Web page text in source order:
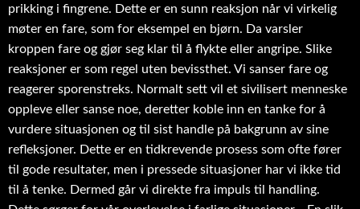
prikking i fingrene. Dette er en sunn reaksjon når vi virkelig
møter en fare, som for eksempel en bjørn. Da varsler
kroppen fare og gjør seg klar til å flykte eller angripe. Slike
reaksjoner er som regel uten bevissthet. Vi sanser fare og
reagerer sporenstreks. Normalt sett vil et sivilisert menneske
oppleve eller sanse noe, deretter koble inn en tanke for å
vurdere situasjonen og til sist handle på bakgrunn av sine
refleksjoner. Dette er en tidkrevende prosess som ofte fører
til gode resultater, men i pressede situasjoner har vi ikke tid
til å tenke. Dermed går vi direkte fra impuls til handling.